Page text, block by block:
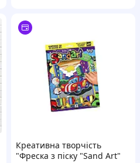
Креативна творчість
"Фреска з піску "Sand Art"